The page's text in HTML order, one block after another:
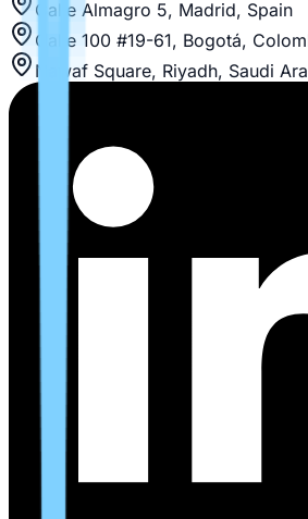
Calle Almagro 5, Madrid, Spain
Calle 100 #19-61, Bogotá,
Nawaf Square, Riyadh, Saudi